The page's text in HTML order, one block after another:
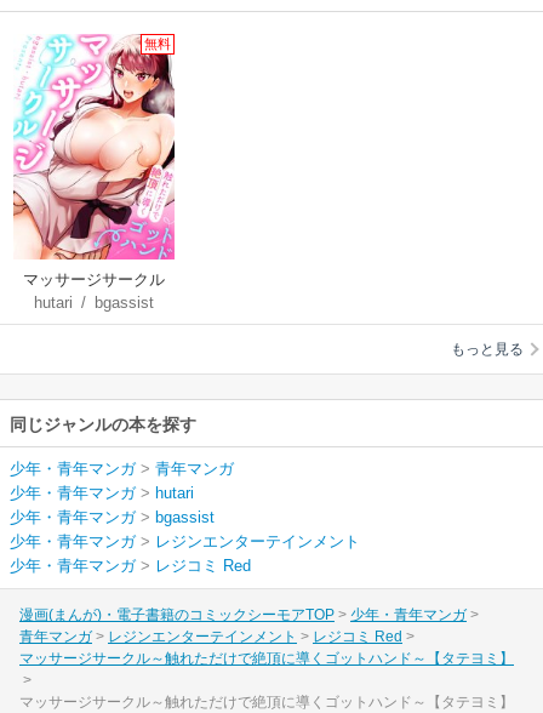
無料
マッサージサークル
～触れただけで絶頂
に導くゴットハンド
hutari / bgassist
もっと見る
同じジャンルの本を探す
少年・青年マンガ> 青年マンガ
少年・青年マンガ> hutari
少年・青年マンガ> bgassist
少年・青年マンガ> レジンエンターテインメント
少年・青年マンガ> レジコミ Red
漫画(まんが)・電子書籍のコミックシーモアTOP
少年・青年マンガ
青年マンガ
レジンエンターテインメント
レジコミ Red
マッサージサークル～触れただけで絶頂に導くゴットハンド～【タテヨミ】
マッサージサークル～触れただけで絶頂に導くゴットハンド～【タテヨミ】